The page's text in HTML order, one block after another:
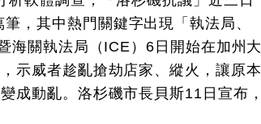
，其中熱門關鍵字出現「執法局、
海關執法局（ICE）6日開始在加州大
示威者趁亂搶劫店家、縱火，讓原本
成動亂。洛杉磯市長貝斯11日宣布，